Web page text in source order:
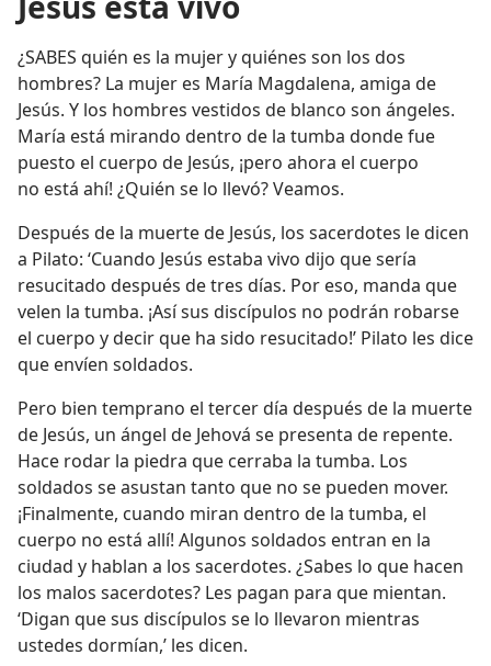
¿SABES quién es la mujer y quiénes son los dos
hombres? La mujer es María Magdalena, amiga de
Jesús. Y los hombres vestidos de blanco son ángeles.
María está mirando dentro de la tumba donde fue
puesto el cuerpo de Jesús, ¡pero ahora el cuerpo
no está ahí! ¿Quién se lo llevó? Veamos.
Después de la muerte de Jesús, los sacerdotes le dicen
a Pilato: ‘Cuando Jesús estaba vivo dijo que sería
resucitado después de tres días. Por eso, manda que
velen la tumba. ¡Así sus discípulos no podrán robarse
el cuerpo y decir que ha sido resucitado!’ Pilato les dice
que envíen soldados.
Pero bien temprano el tercer día después de la muerte
de Jesús, un ángel de Jehová se presenta de repente.
Hace rodar la piedra que cerraba la tumba. Los
soldados se asustan tanto que no se pueden mover.
¡Finalmente, cuando miran dentro de la tumba, el
cuerpo no está allí! Algunos soldados entran en la
ciudad y hablan a los sacerdotes. ¿Sabes lo que hacen
los malos sacerdotes? Les pagan para que mientan.
‘Digan que sus discípulos se lo llevaron mientras
ustedes dormían,’ les dicen.